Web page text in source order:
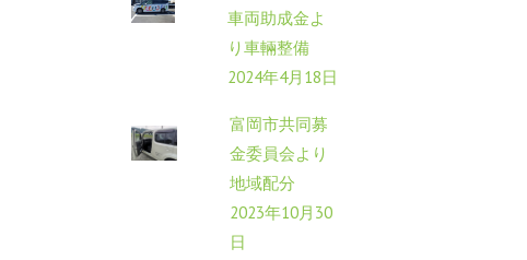
車両助成金よ
り車輛整備
2024年4月18日
富岡市共同募
金委員会より
地域配分
2023年10月30
日